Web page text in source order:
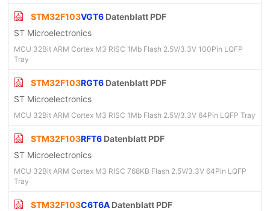
STM32F103VGT6 Datenblatt PDF
ST Microelectronics
MCU 32Bit ARM Cortex M3 RISC 1Mb Flash 2.5V/3.3V 100Pin LQFP
Tray
STM32F103RGT6 Datenblatt PDF
ST Microelectronics
MCU 32Bit ARM Cortex M3 RISC 1Mb Flash 2.5V/3.3V 64Pin LQFP Tray
STM32F103RFT6 Datenblatt PDF
ST Microelectronics
MCU 32Bit ARM Cortex M3 RISC 768KB Flash 2.5V/3.3V 64Pin LQFP
Tray
STM32F103C6T6A Datenblatt PDF